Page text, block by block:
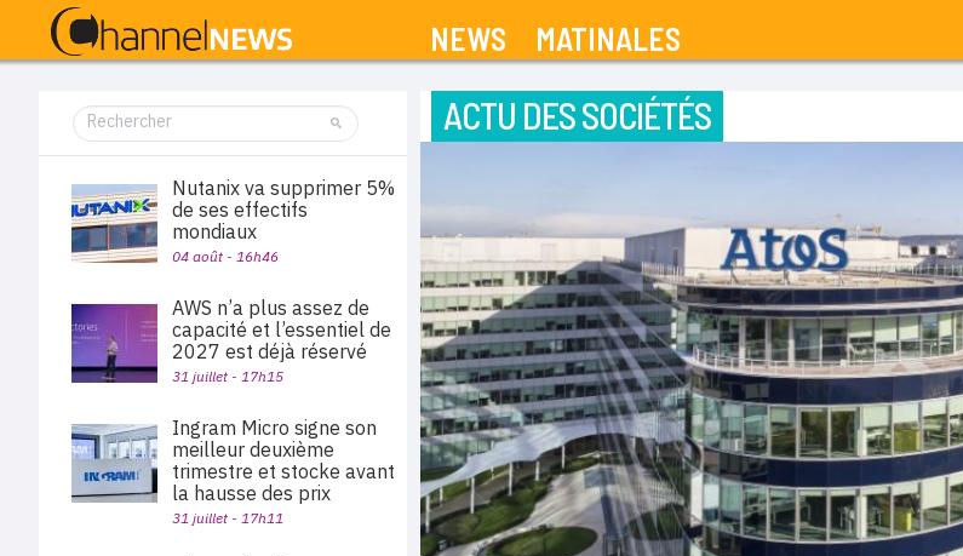
NEWS MATINALES
ACTU DES SOCIÉTÉS
Nutanix va supprimer 5%
de ses effectifs
mondiaux
04 août - 16h46
AWS n’a plus assez de
capacité et l’essentiel de
2027 est déjà réservé
31 juillet - 17h15
Ingram Micro signe son
meilleur deuxième
trimestre et stocke avant
la hausse des prix
31 juillet - 17h11